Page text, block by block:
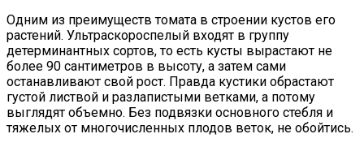
Одним из преимуществ томата в строении кустов его
растений. Ультраскороспелый входят в группу
детерминантных сортов, то есть кусты вырастают не
более 90 сантиметров в высоту, а затем сами
останавливают свой рост. Правда кустики обрастают
густой листвой и разлапистыми ветками, а потому
выглядят объемно. Без подвязки основного стебля и
тяжелых от многочисленных плодов веток, не обойтись.